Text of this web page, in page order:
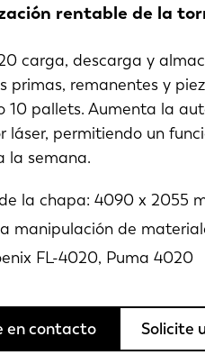
rentable de la
carga, descarga y
primas, remanentes y
10 pallets. Aumenta la
láser, permitiendo un
la semana.
la chapa: 4090 x 2055
manipulación de
FL-4020, Puma 4020
en contacto Solicite